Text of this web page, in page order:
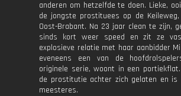
anderen om hetzelfde te doen. Lieke,
de jongste prostituees op de
Oost-Brabant. Na 23 jaar clean te zijn,
sinds kort weer speed en zit ze
explosieve relatie met haar aanbidder
eveneens een van de
originele serie, woont in een
de prostitutie achter zich gelaten en is
meesteres.